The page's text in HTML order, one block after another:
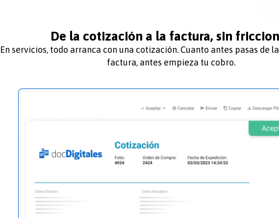
De la cotización a la factura, sin
En servicios, todo arranca con una cotización. Cuanto antes pasas de
factura, antes empieza tu cobro.